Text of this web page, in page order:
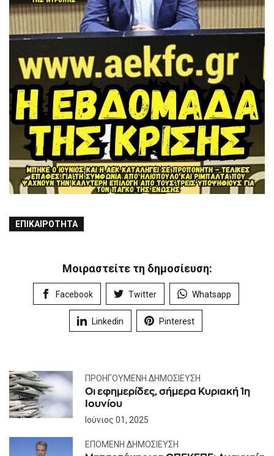
ΕΠΙΚΑΙΡΌΤΗΤΑ
Μοιραστείτε τη δημοσίευση:
Facebook Twitter Whatsapp
Linkedin Pinterest
ΠΡΟΗΓΟΎΜΕΝΗ ΔΗΜΟΣΊΕΥΣΗ
Οι εφημερίδες, σήμερα Κυριακή 1η
Ιουνίου
Ιούνιος 01, 2025
ΕΠΌΜΕΝΗ ΔΗΜΟΣΊΕΥΣΗ